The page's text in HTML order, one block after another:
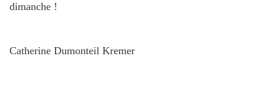
dimanche !
Catherine Dumonteil Kremer